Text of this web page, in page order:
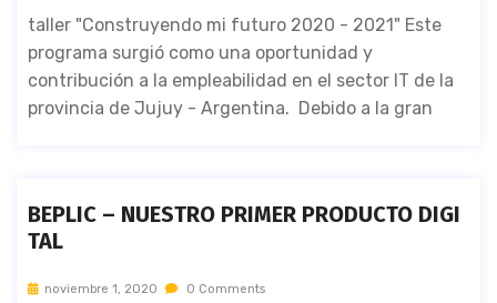
taller "Construyendo mi futuro 2020 - 2021" Este
programa surgió como una oportunidad y
contribución a la empleabilidad en el sector IT de la
provincia de Jujuy - Argentina. Debido a la gran
BEPLIC – NUESTRO PRIMER PRODUCTO DIGI
TAL
noviembre 1, 2020 0 Comments